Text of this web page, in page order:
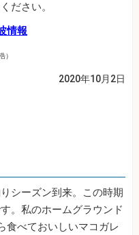
ださい。
情報
）
2020年10月2日
シーズン到来。この時期
。私のホームグラウンド
食べておいしいマコガレ